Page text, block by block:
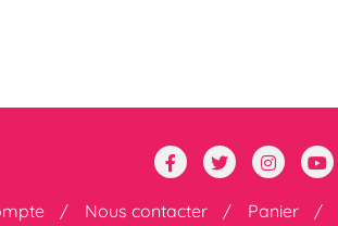
Nous contacter Panier